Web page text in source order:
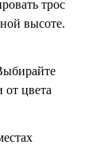
трос
высоте.
цвета